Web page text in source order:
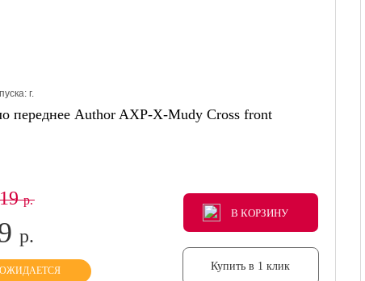
г.
переднее Author AXP-X-Mudy Cross front
р.
р.
ОЖИДАЕТСЯ
В КОРЗИНУ
В КОРЗИНУ
В КОРЗИНУ
Купить в 1 клик